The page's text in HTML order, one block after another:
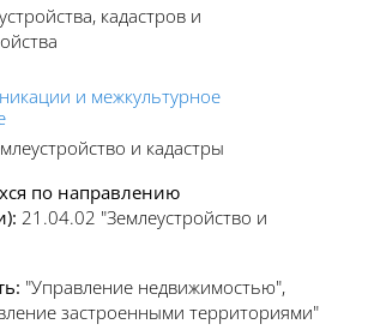
кадастров и
и межкультурное
и кадастры
по направлению
21.04.02 "Землеустройство и
"Управление недвижимостью",
застроенными территориями"